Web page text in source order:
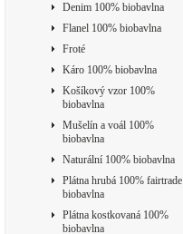
Denim 100% biobavlna
Flanel 100% biobavlna
Froté
Káro 100% biobavlna
Košíkový vzor 100%
biobavlna
Mušelín a voál 100%
biobavlna
Naturální 100% biobavlna
Plátna hrubá 100% fairtrade
biobavlna
Plátna kostkovaná 100%
biobavlna